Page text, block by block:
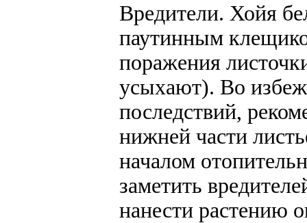
Вредители. Хойя
паутинным
поражения
усыхают). Во
последствий,
нижней части
началом
заметить
нанести растению